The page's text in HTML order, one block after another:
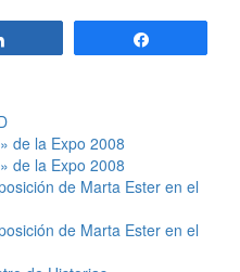
de la Expo 2008
de la Expo 2008
de Marta Ester en el
de Marta Ester en el